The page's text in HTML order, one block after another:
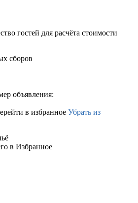
гостей для расчёта стоимости
сборов
объявления:
в избранное Убрать из
в Избранное